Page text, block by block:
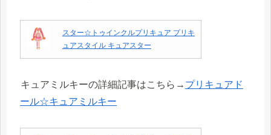
スター☆トゥインクルプリキュア プリキ
ュアスタイル キュアスター
キュアミルキーの詳細記事はこちら→ プリキュアド
ール☆キュアミルキー